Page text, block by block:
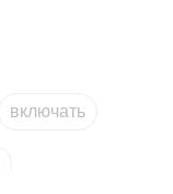
включать